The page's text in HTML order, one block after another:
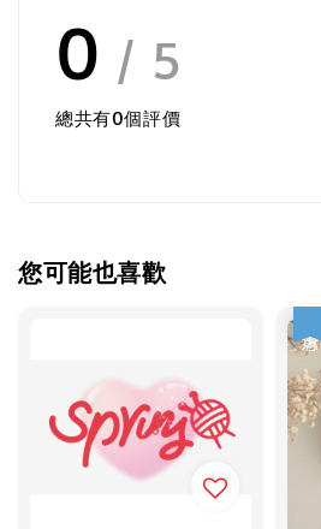
0 / 5
總共有0個評價
您可能也喜歡